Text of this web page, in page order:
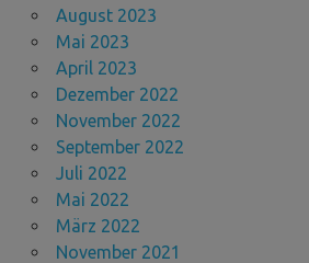
August 2023
Mai 2023
April 2023
Dezember 2022
November 2022
September 2022
Juli 2022
Mai 2022
März 2022
November 2021